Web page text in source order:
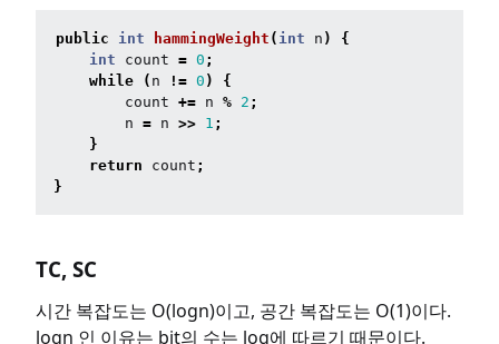
public int hammingWeight ( int n )
{
int
count = 0 ;
while
( n != 0 )
{
count += n % 2 ;
n = n >> 1 ;
}
return
count ;
}
TC, SC
시간 복잡도는 O(logn)이고, 공간 복잡도는 O(1)이다.
logn 인 이유는 bit의 수는 log에 따르기 때문이다.